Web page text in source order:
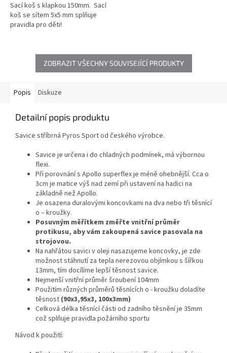
Sací koš s klapkou 150mm. Sací
koš se sítem 5x5 mm splňuje
pravidla pro děti!
ZOBRAZIT VŠECHNY SOUVISEJÍCÍ PRODUKTY
Popis Diskuze
Detailní popis produktu
Savice stříbrná Pyros Sport od českého výrobce.
Savice je určena i do chladných podmínek, má výbornou
flexi.
Při porovnání s Apollo superflex je méně ohebnější. Cca o
3cm je matice výš nad zemí při ustavení na hadici na
základně než Apollo.
Je osazena duralovými koncovkami na dva nebo tři těsnící
o – kroužky.
Posuvným měřítkem změřte vnitřní průměr
protikusu, aby vám zakoupená savice pasovala na
strojovou.
Na nahřátou savici v oleji nasazujeme koncovky, je zde
možnost stáhnutí za tepla nerezovou objímkou s šířkou
13mm, tím docílíme lepší těsnost savice.
Nejmenší vnitřní průměr šroubení 104mm
Použitím různých průměrů těsnících o - kroužku doladíte
těsnost (90x3,95x3, 100x3mm)
Celková délka těsnící části od zadního těsnění je 35mm
což splňuje pravidla požárního sportu
Návod k použití: